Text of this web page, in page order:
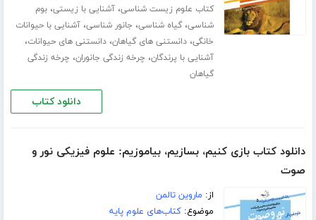
کتاب علوم زیست شناسی،آشنایی با زیستی،بوم
شناسی،گیاه شناسی، جانور شناسی،آشنایی با حیوانات
خانگی،دانستنی های گیاهان،دانستنی های حیوانات،
آشنایی با پرندگان، چرخه زندگی جانوران، چرخه زندگی
گیاهان
دانلود کتاب
دانلود کتاب بازی کنیم، بسازیم، بیاموزیم: علوم فیزیکی نور و
صوت
از: ماروین تالمن
موضوع:کتاب‌های علوم پایه